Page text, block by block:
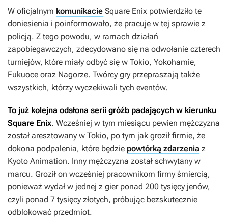
W oficjalnym komunikacie Square Enix potwierdziło te
doniesienia i poinformowało, że pracuje w tej sprawie z
policją. Z tego powodu, w ramach działań
zapobiegawczych, zdecydowano się na odwołanie czterech
turniejów, które miały odbyć się w Tokio, Yokohamie,
Fukuoce oraz Nagorze. Twórcy gry przepraszają także
wszystkich, którzy wyczekiwali tych eventów.
To już kolejna odsłona serii gróźb padających w kierunku
Square Enix. Wcześniej w tym miesiącu pewien mężczyzna
został aresztowany w Tokio, po tym jak groził firmie, że
dokona podpalenia, które będzie powtórką zdarzenia z
Kyoto Animation. Inny mężczyzna został schwytany w
marcu. Groził on wcześniej pracownikom firmy śmiercią,
ponieważ wydał w jednej z gier ponad 200 tysięcy jenów,
czyli ponad 7 tysięcy złotych, próbując bezskutecznie
odblokować przedmiot.